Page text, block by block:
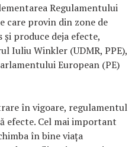
Regulamentului
care provin din zone de
produce deja efecte,
Iuliu Winkler (UDMR, PPE),
European (PE)
în vigoare, regulamentul
efecte. Cel mai important
în bine viața